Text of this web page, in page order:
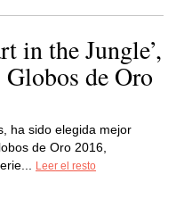
in the Jungle’,
de Oro
ha sido elegida mejor
de Oro 2016,
Leer el resto